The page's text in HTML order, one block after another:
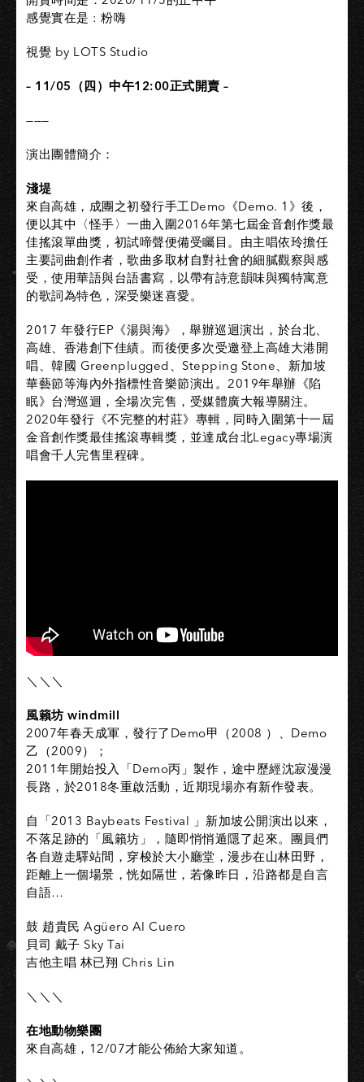
感覺實在是 : 粉嗨
視覺 by LOTS Studio
– 11/05（四）中午12:00正式開賣 –
———
演出團體簡介：
淺堤
來自高雄，成團之初發行手工Demo《Demo. 1》後，
便以其中〈怪手〉一曲入圍2016年第七屆金音創作獎最
佳搖滾單曲獎，初試啼聲便備受矚目。由主唱依玲擔任
主要詞曲創作者，歌曲多取材自對社會的細膩觀察與感
受，使用華語與台語書寫，以帶有詩意韻味與獨特寓意
的歌詞為特色，深受樂迷喜愛。
2017 年發行EP《湯與海》，舉辦巡迴演出，於台北、
高雄、香港創下佳績。而後便多次受邀登上高雄大港開
唱、韓國 Greenplugged、Stepping Stone、新加坡
華藝節等海內外指標性音樂節演出。2019年舉辦《陷
眠》台灣巡迴，全場次完售，受媒體廣大報導關注。
2020年發行《不完整的村莊》專輯，同時入圍第十一屆
金音創作獎最佳搖滾專輯獎，並達成台北Legacy專場演
唱會千人完售里程碑。
＼＼＼
風籟坊 windmill
2007年春天成軍，發行了Demo甲（2008 ）、Demo
乙（2009）；
2011年開始投入「Demo丙」製作，途中歷經沈寂漫漫
長路，於2018冬重啟活動，近期現場亦有新作發表。
自「2013 Baybeats Festival 」新加坡公開演出以來，
不落足跡的「風籟坊」，隨即悄悄遁隱了起來。團員們
各自遊走驛站間，穿梭於大小廳堂，漫步在山林田野，
距離上一個場景，恍如隔世，若像昨日，沿路都是自言
自語…
鼓 趙貴民 Agüero Al Cuero
貝司 戴子 Sky Tai
吉他主唱 林已翔 Chris Lin
＼＼＼
在地動物樂團
來自高雄，12/07才能公佈給大家知道。